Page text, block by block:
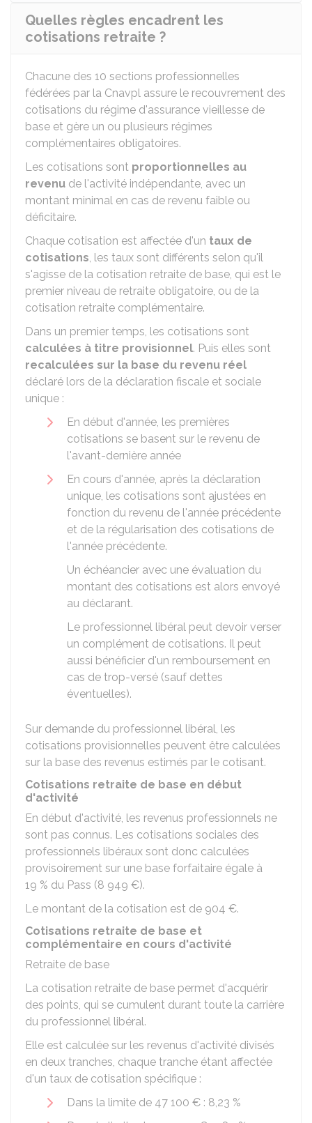
Quelles règles encadrent les
cotisations retraite ?
Chacune des 10 sections professionnelles
fédérées par la Cnavpl assure le recouvrement des
cotisations du régime d'assurance vieillesse de
base et gère un ou plusieurs régimes
complémentaires obligatoires.
Les cotisations sont proportionnelles au
revenu de l'activité indépendante, avec un
montant minimal en cas de revenu faible ou
déficitaire.
Chaque cotisation est affectée d'un taux de
cotisations, les taux sont différents selon qu'il
s'agisse de la cotisation retraite de base, qui est le
premier niveau de retraite obligatoire, ou de la
cotisation retraite complémentaire.
Dans un premier temps, les cotisations sont
calculées à titre provisionnel. Puis elles sont
recalculées sur la base du revenu réel
déclaré lors de la déclaration fiscale et sociale
unique :
En début d'année, les premières
cotisations se basent sur le revenu de
l'avant-dernière année
En cours d'année, après la déclaration
unique, les cotisations sont ajustées en
fonction du revenu de l'année précédente
et de la régularisation des cotisations de
l'année précédente.
Un échéancier avec une évaluation du
montant des cotisations est alors envoyé
au déclarant.
Le professionnel libéral peut devoir verser
un complément de cotisations. Il peut
aussi bénéficier d'un remboursement en
cas de trop-versé (sauf dettes
éventuelles).
Sur demande du professionnel libéral, les
cotisations provisionnelles peuvent être calculées
sur la base des revenus estimés par le cotisant.
Cotisations retraite de base en début
d'activité
En début d'activité, les revenus professionnels ne
sont pas connus. Les cotisations sociales des
professionnels libéraux sont donc calculées
provisoirement sur une base forfaitaire égale à
19 % du Pass (8 949 €).
Le montant de la cotisation est de 904 €.
Cotisations retraite de base et
complémentaire en cours d'activité
Retraite de base
La cotisation retraite de base permet d'acquérir
des points, qui se cumulent durant toute la carrière
du professionnel libéral.
Elle est calculée sur les revenus d'activité divisés
en deux tranches, chaque tranche étant affectée
d'un taux de cotisation spécifique :
Dans la limite de 47 100 € : 8,23 %